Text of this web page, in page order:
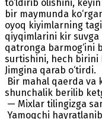
to‘ldirib olishini,
bir maymunda
oyoq kiyimlarning
qiyqimlarini kir
qatronga barmog‘ini
surtishini, hech birini
Jimgina qarab o‘tirdi.
Bir mahal qaerda va
shunchalik berilib
— Mixlar tilingizga
Yamoqchi